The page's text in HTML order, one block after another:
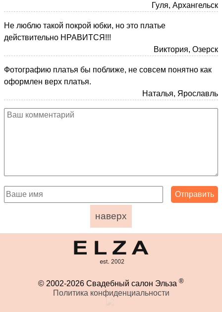
Гуля, Архангельск
Не люблю такой покрой юбки, но это платье
действительно НРАВИТСЯ!!!
Виктория, Озерск
Фотографию платья бы поближе, не совсем понятно как
оформлен верх платья.
Наталья, Ярославль
наверх
© 2002-2026 Свадебный салон Эльза ®
Политика конфиденциальности